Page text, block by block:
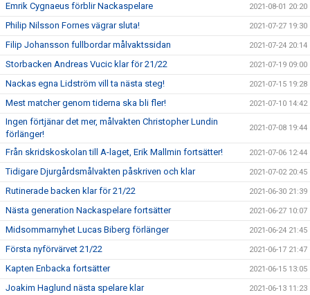
Emrik Cygnaeus förblir Nackaspelare 2021-08-01 20:20
Philip Nilsson Fornes vägrar sluta! 2021-07-27 19:30
Filip Johansson fullbordar målvaktssidan 2021-07-24 20:14
Storbacken Andreas Vucic klar för 21/22 2021-07-19 09:00
Nackas egna Lidström vill ta nästa steg! 2021-07-15 19:28
Mest matcher genom tiderna ska bli fler! 2021-07-10 14:42
Ingen förtjänar det mer, målvakten Christopher Lundin
förlänger!
2021-07-08 19:44
Från skridskoskolan till A-laget, Erik Mallmin fortsätter! 2021-07-06 12:44
Tidigare Djurgårdsmålvakten påskriven och klar 2021-07-02 20:45
Rutinerade backen klar för 21/22 2021-06-30 21:39
Nästa generation Nackaspelare fortsätter 2021-06-27 10:07
Midsommarnyhet Lucas Biberg förlänger 2021-06-24 21:45
Första nyförvärvet 21/22 2021-06-17 21:47
Kapten Enbacka fortsätter 2021-06-15 13:05
Joakim Haglund nästa spelare klar 2021-06-13 11:23